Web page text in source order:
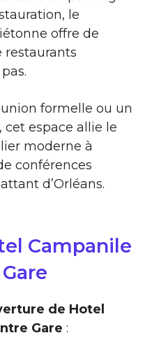
le
offre de
restaurants
formelle ou un
espace allie le
moderne à
conférences
d’Orléans.
Campanile
de Hotel
Gare :